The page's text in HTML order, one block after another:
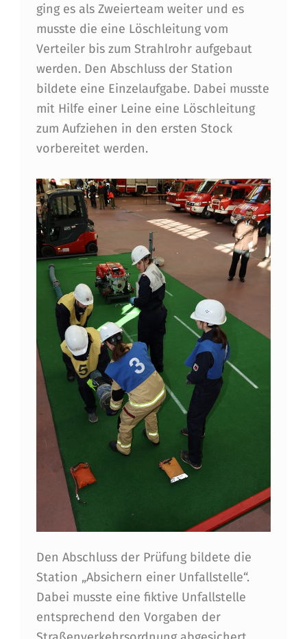
ging es als Zweierteam weiter und es
musste die eine Löschleitung vom
Verteiler bis zum Strahlrohr aufgebaut
werden. Den Abschluss der Station
bildete eine Einzelaufgabe. Dabei musste
mit Hilfe einer Leine eine Löschleitung
zum Aufziehen in den ersten Stock
vorbereitet werden.
Den Abschluss der Prüfung bildete die
Station „Absichern einer Unfallstelle“.
Dabei musste eine fiktive Unfallstelle
entsprechend den Vorgaben der